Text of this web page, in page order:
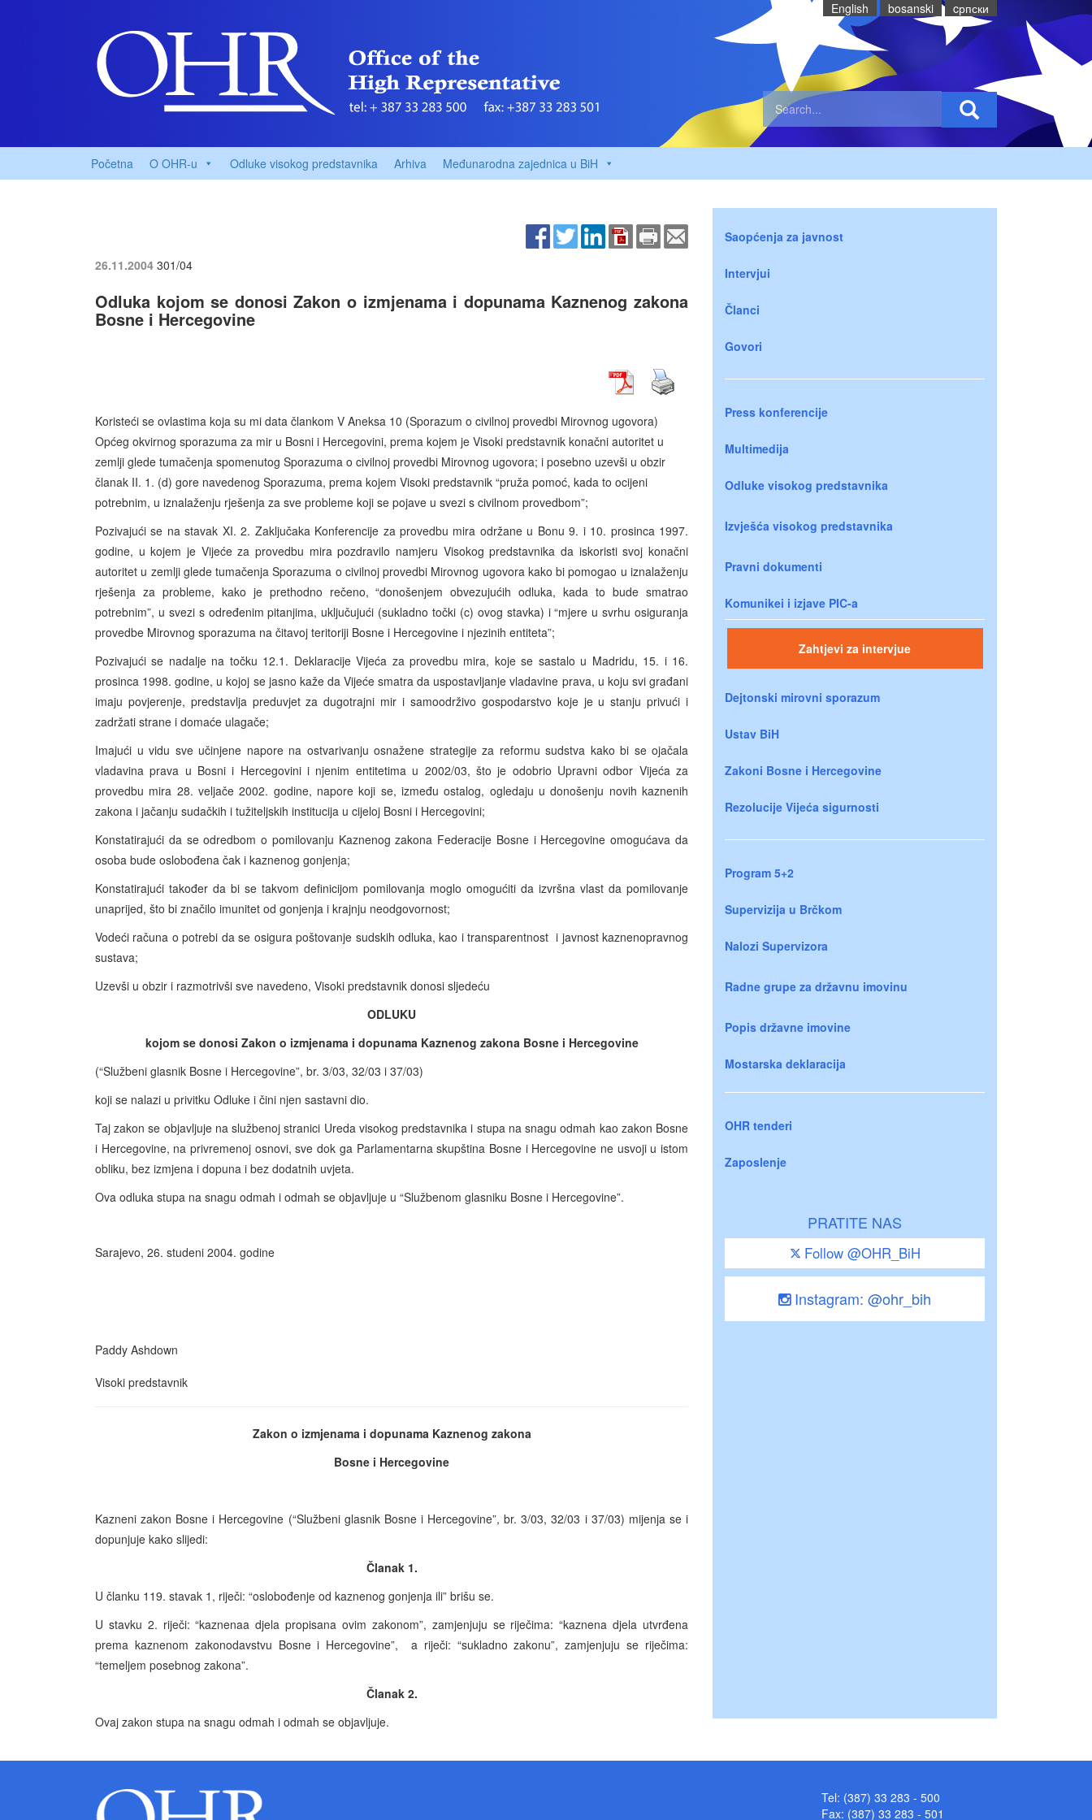
English bosanski cрпски
Početna O OHR-u Odluke visokog predstavnika Arhiva Međunarodna zajednica u BiH
26.11.2004 301/04
Odluka kojom se donosi Zakon o izmjenama i dopunama Kaznenog zakona
Bosne i Hercegovine
Koristeći se ovlastima koja su mi data člankom V Aneksa 10 (Sporazum o civilnoj provedbi Mirovnog ugovora)
Općeg okvirnog sporazuma za mir u Bosni i Hercegovini, prema kojem je Visoki predstavnik konačni autoritet u
zemlji glede tumačenja spomenutog Sporazuma o civilnoj provedbi Mirovnog ugovora; i posebno uzevši u obzir
članak II. 1. (d) gore navedenog Sporazuma, prema kojem Visoki predstavnik “pruža pomoć, kada to ocijeni
potrebnim, u iznalaženju rješenja za sve probleme koji se pojave u svezi s civilnom provedbom”;
Pozivajući se na stavak XI. 2. Zaključaka Konferencije za provedbu mira održane u Bonu 9. i 10. prosinca 1997.
godine, u kojem je Vijeće za provedbu mira pozdravilo namjeru Visokog predstavnika da iskoristi svoj konačni
autoritet u zemlji glede tumačenja Sporazuma o civilnoj provedbi Mirovnog ugovora kako bi pomogao u iznalaženju
rješenja za probleme, kako je prethodno rečeno, “donošenjem obvezujućih odluka, kada to bude smatrao
potrebnim”, u svezi s određenim pitanjima, uključujući (sukladno točki (c) ovog stavka) i “mjere u svrhu osiguranja
provedbe Mirovnog sporazuma na čitavoj teritoriji Bosne i Hercegovine i njezinih entiteta”;
Pozivajući se nadalje na točku 12.1. Deklaracije Vijeća za provedbu mira, koje se sastalo u Madridu, 15. i 16.
prosinca 1998. godine, u kojoj se jasno kaže da Vijeće smatra da uspostavljanje vladavine prava, u koju svi građani
imaju povjerenje, predstavlja preduvjet za dugotrajni mir i samoodrživo gospodarstvo koje je u stanju privući i
zadržati strane i domaće ulagače;
Imajući u vidu sve učinjene napore na ostvarivanju osnažene strategije za reformu sudstva kako bi se ojačala
vladavina prava u Bosni i Hercegovini i njenim entitetima u 2002/03, što je odobrio Upravni odbor Vijeća za
provedbu mira 28. veljače 2002. godine, napore koji se, između ostalog, ogledaju u donošenju novih kaznenih
zakona i jačanju sudačkih i tužiteljskih institucija u cijeloj Bosni i Hercegovini;
Konstatirajući da se odredbom o pomilovanju Kaznenog zakona Federacije Bosne i Hercegovine omogućava da
osoba bude oslobođena čak i kaznenog gonjenja;
Konstatirajući također da bi se takvom definicijom pomilovanja moglo omogućiti da izvršna vlast da pomilovanje
unaprijed, što bi značilo imunitet od gonjenja i krajnju neodgovornost;
Vodeći računa o potrebi da se osigura poštovanje sudskih odluka, kao i transparentnost i javnost kaznenopravnog
sustava;
Uzevši u obzir i razmotrivši sve navedeno, Visoki predstavnik donosi sljedeću
ODLUKU
kojom se donosi Zakon o izmjenama i dopunama Kaznenog zakona Bosne i Hercegovine
(“Službeni glasnik Bosne i Hercegovine”, br. 3/03, 32/03 i 37/03)
koji se nalazi u privitku Odluke i čini njen sastavni dio.
Taj zakon se objavljuje na službenoj stranici Ureda visokog predstavnika i stupa na snagu odmah kao zakon Bosne
i Hercegovine, na privremenoj osnovi, sve dok ga Parlamentarna skupština Bosne i Hercegovine ne usvoji u istom
obliku, bez izmjena i dopuna i bez dodatnih uvjeta.
Ova odluka stupa na snagu odmah i odmah se objavljuje u “Službenom glasniku Bosne i Hercegovine”.
Sarajevo, 26. studeni 2004. godine
Paddy Ashdown
Visoki predstavnik
Zakon o izmjenama i dopunama Kaznenog zakona
Bosne i Hercegovine
Kazneni zakon Bosne i Hercegovine (“Službeni glasnik Bosne i Hercegovine”, br. 3/03, 32/03 i 37/03) mijenja se i
dopunjuje kako slijedi:
Članak 1.
U članku 119. stavak 1, riječi: “oslobođenje od kaznenog gonjenja ili” brišu se.
U stavku 2. riječi: “kaznenaa djela propisana ovim zakonom”, zamjenjuju se riječima: “kaznena djela utvrđena
prema kaznenom zakonodavstvu Bosne i Hercegovine”, a riječi: “sukladno zakonu”, zamjenjuju se riječima:
“temeljem posebnog zakona”.
Članak 2.
Ovaj zakon stupa na snagu odmah i odmah se objavljuje.
Saopćenja za javnost
Intervjui
Članci
Govori
Press konferencije
Multimedija
Odluke visokog predstavnika
Izvješća visokog predstavnika
Pravni dokumenti
Komunikei i izjave PIC-a
Zahtjevi za intervjue
Dejtonski mirovni sporazum
Ustav BiH
Zakoni Bosne i Hercegovine
Rezolucije Vijeća sigurnosti
Program 5+2
Supervizija u Brčkom
Nalozi Supervizora
Radne grupe za državnu imovinu
Popis državne imovine
Mostarska deklaracija
OHR tenderi
Zaposlenje
PRATITE NAS
Follow @OHR_BiH
Instagram: @ohr_bih
Tel: (387) 33 283 - 500
Fax: (387) 33 283 - 501